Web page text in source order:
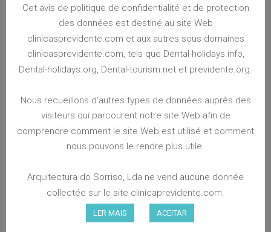
NOUS VOUS PRÉSENTONS UN DE NOS CAS
CLINIQUES DANS LEQUEL CETTE
LE SOURIRE SOUHAITÉ PAR LE PATIENT.
ORTHODONTIQUE A ÉTÉ RÉALISÉ, PUIS LA
TERMINER, DES FACETTES DENTAIRES ONT
PAR CONSÉQUENT, SI VOUS N’ÊTES PAS
SATISFAIT DE VOTRE SOURIRE ET VOS
GENCIVES EST QUELQUE CHOSE QUI VOUS
GÊNE, SACHEZ QU’IL EXISTE UNE SOLUTION
POUR CELA. CHAQUE CAS EST UN CAS ET
DE VOTRE DENTISTE POUR SAVOIR QUELLE
Cet avis de politique de confidentialité et de protection
des données est destiné au site Web
clinicasprevidente.com et aux autres sous-domaines
clinicasprevidente.com, tels que Dental-holidays.info,
Dental-holidays.org, Dental-tourism.net et previdente.org.
Nous recueillons d'autres types de données auprès des
visiteurs qui parcourent notre site Web afin de
comprendre comment le site Web est utilisé et comment
nous pouvons le rendre plus utile.
Arquitectura do Sorriso, Lda ne vend aucune donnée
collectée sur le site clinicaprevidente.com.
LER MAIS ACEITAR